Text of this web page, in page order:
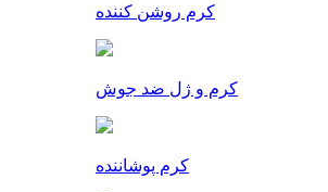
کرم روشن کننده
کرم و ژل ضد جوش
کرم پوشاننده